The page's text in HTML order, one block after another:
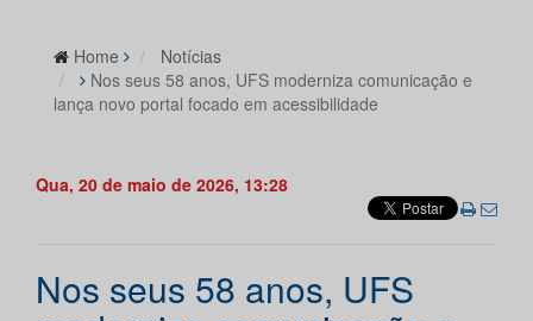
Home
Notícias
Nos seus 58 anos, UFS moderniza comunicação e
lança novo portal focado em acessibilidade
Qua, 20 de maio de 2026, 13:28
Nos seus 58 anos, UFS